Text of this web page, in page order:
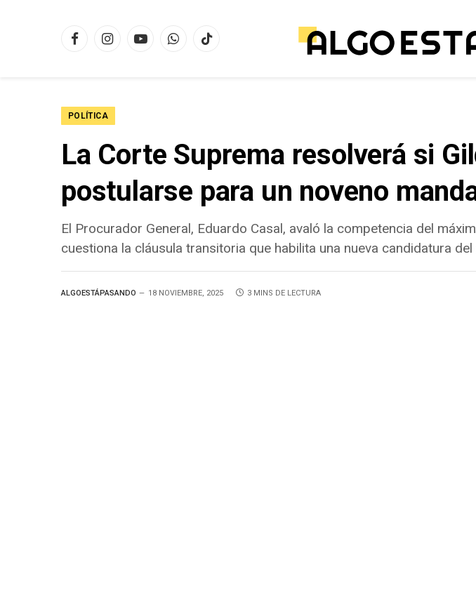
FacebookInstagramYouTubeWhatsAppTikTok
POLÍTICA
La Corte Suprema resolverá si
postularse para un noveno
El Procurador General, Eduardo Casal, avaló la competencia del
cuestiona la cláusula transitoria que habilita una nueva candidatura
ALGOESTÁPASANDO 18 NOVIEMBRE, 2025 3 MINS DE LECTURA